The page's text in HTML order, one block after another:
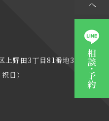
野田3丁目81番地3
日）